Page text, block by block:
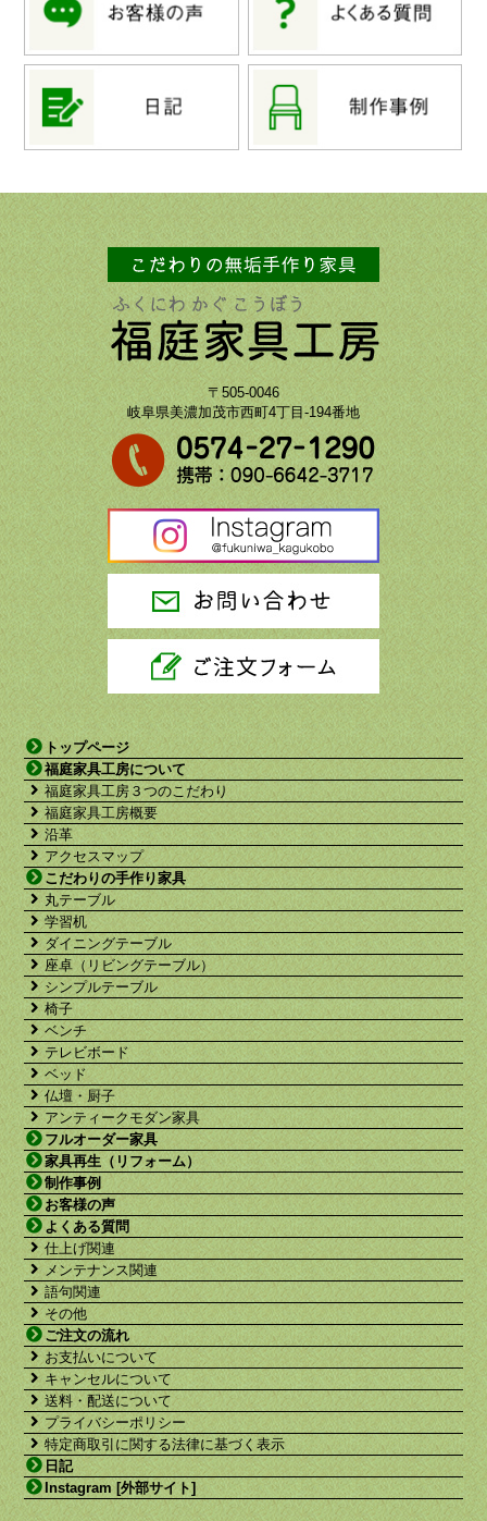
〒505-0046
岐阜県美濃加茂市西町4丁目-194番地
トップページ
福庭家具工房について
福庭家具工房３つのこだわり
福庭家具工房概要
沿革
アクセスマップ
こだわりの手作り家具
丸テーブル
学習机
ダイニングテーブル
座卓（リビングテーブル）
シンプルテーブル
椅子
ベンチ
テレビボード
ベッド
仏壇・厨子
アンティークモダン家具
フルオーダー家具
家具再生（リフォーム）
制作事例
お客様の声
よくある質問
仕上げ関連
メンテナンス関連
語句関連
その他
ご注文の流れ
お支払いについて
キャンセルについて
送料・配送について
プライバシーポリシー
特定商取引に関する法律に基づく表示
日記
Instagram [外部サイト]